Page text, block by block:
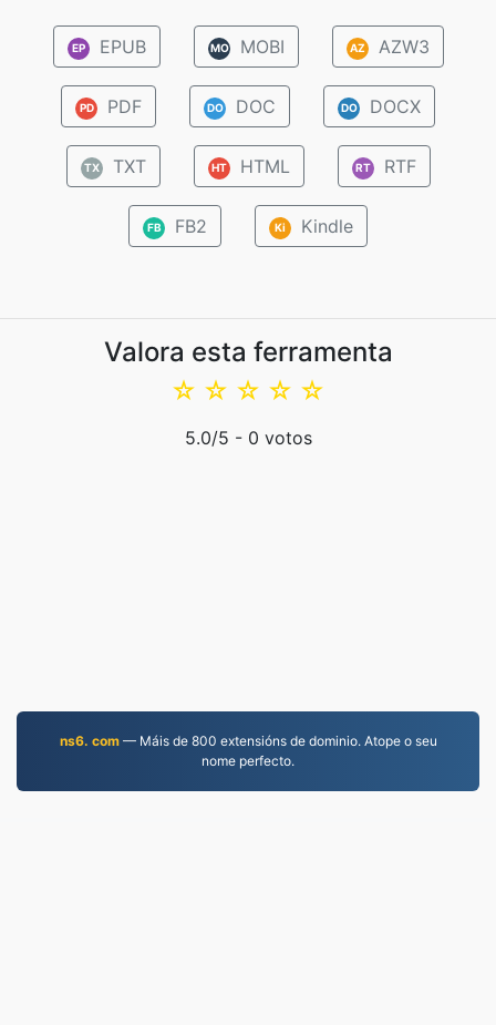
EP EPUB MO MOBI AZ AZW3
PD PDF DO DOC DO DOCX
TX TXT HT HTML RT RTF
FB FB2 Ki Kindle
Valora esta ferramenta
☆
☆
☆
☆
☆
5.0/5 - 0 votos
ns6. com— Máis de 800 extensións de dominio. Atope o seu
nome perfecto.